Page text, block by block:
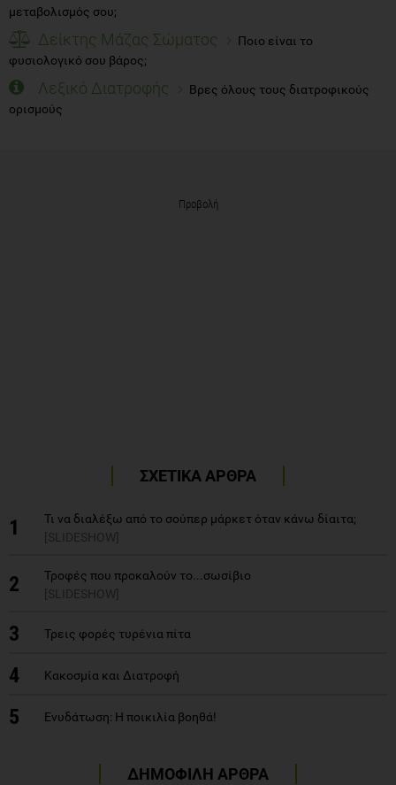
μεταβολισμός σου;
Δείκτης Μάζας Σώματος
Ποιο είναι το
φυσιολογικό σου βάρος;
Λεξικό Διατροφής
Βρες όλους τους διατροφικούς
ορισμούς
Προβολή
ΣΧΕΤΙΚΑ ΑΡΘΡΑ
1
Τι να διαλέξω από το σούπερ μάρκετ όταν κάνω δίαιτα;
[SLIDESHOW]
2
Τροφές που προκαλούν το...σωσίβιo
[SLIDESHOW]
3 Τρεις φορές τυρένια πίτα
4 Κακοσμία και Διατροφή
5 Ενυδάτωση: Η ποικιλία βοηθά!
ΔΗΜΟΦΙΛΗ ΑΡΘΡΑ